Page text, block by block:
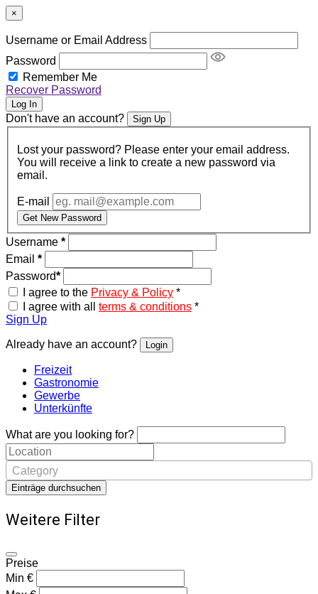
×
Username or Email Address
Password
Remember Me
Recover Password
Log In
Don't have an account? Sign Up
Lost your password? Please enter your email address.
You will receive a link to create a new password via
email.
E-mail
Get New Password
Username *
Email *
Password*
I agree to the Privacy & Policy *
I agree with all terms & conditions *
Sign Up
Already have an account? Login
Freizeit
Gastronomie
Gewerbe
Unterkünfte
What are you looking for?
Category
Einträge durchsuchen
Weitere Filter
Preise
Min €